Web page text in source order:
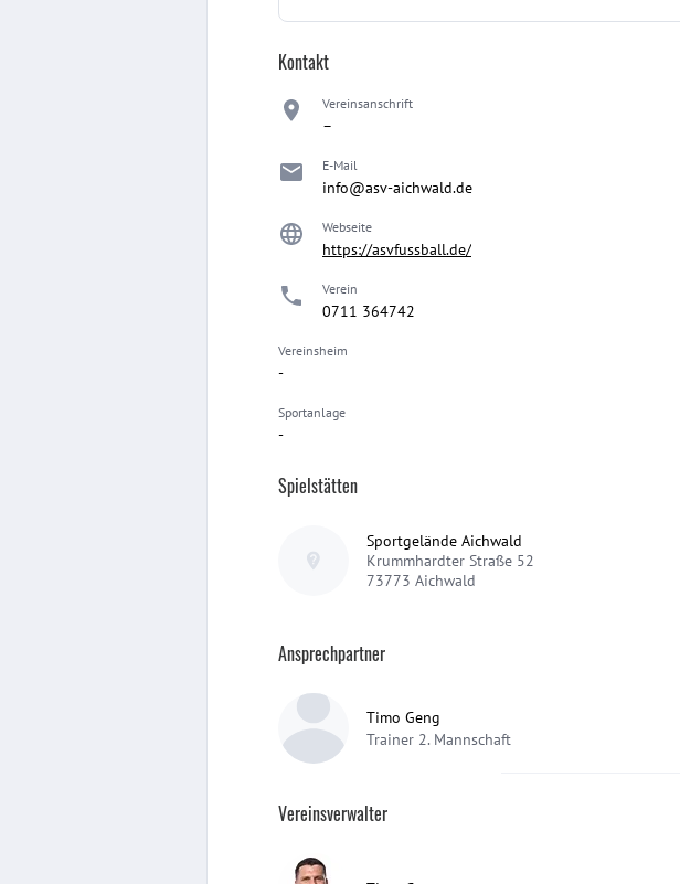
Kontakt
Vereinsanschrift
–
E-Mail
info@asv-aichwald.de
Webseite
https://asvfussball.de/
Verein
0711 364742
Vereinsheim
-
Sportanlage
-
Spielstätten
Sportgelände Aichwald
Krummhardter Straße 52
73773 Aichwald
Ansprechpartner
Timo Geng
Trainer 2. Mannschaft
Vereinsverwalter